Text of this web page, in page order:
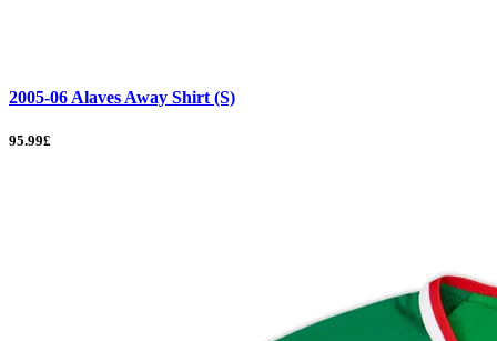
2005-06 Alaves Away Shirt (S)
95.99£